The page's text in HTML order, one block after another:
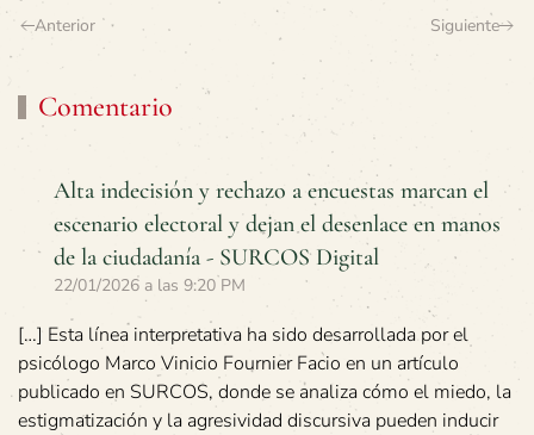
Anterior Siguiente
Comentario
Alta indecisión y rechazo a encuestas marcan el
escenario electoral y dejan el desenlace en manos
de la ciudadanía - SURCOS Digital
22/01/2026 a las 9:20 PM
[…] Esta línea interpretativa ha sido desarrollada por el
psicólogo Marco Vinicio Fournier Facio en un artículo
publicado en SURCOS, donde se analiza cómo el miedo, la
estigmatización y la agresividad discursiva pueden inducir